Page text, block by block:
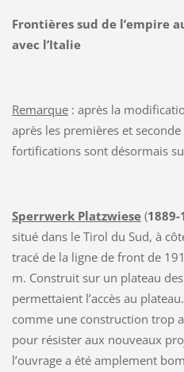
Frontières sud de l’empire
avec l’Italie
Remarque: après la
après les premières et
fortifications sont désormais
Sperrwerk Platzwiese(1889-
situé dans le Tirol du Sud, à
tracé de la ligne de front de
m. Construit sur un plateau
permettaient l’accès au
comme une construction trop
pour résister aux nouveaux
l’ouvrage a été amplement